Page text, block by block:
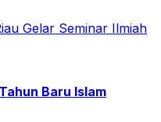
Baru Islam